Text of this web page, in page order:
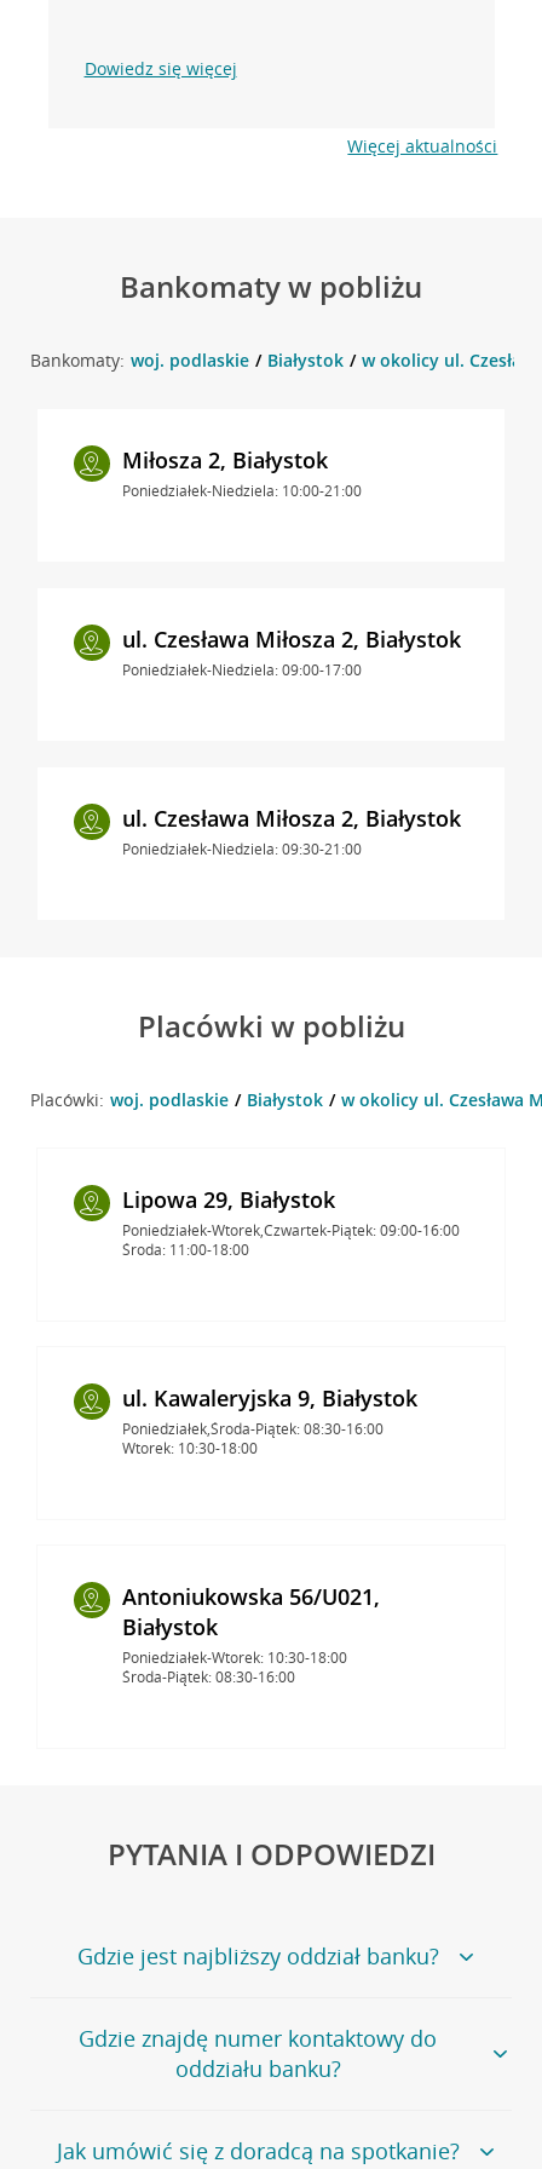
Dowiedz się więcej
Więcej aktualności
Bankomaty w pobliżu
Bankomaty: woj. podlaskie Białystok w okolicy ul.
Miłosza 2, Białystok
Poniedziałek-Niedziela: 10:00-21:00
ul. Czesława Miłosza 2, Białystok
Poniedziałek-Niedziela: 09:00-17:00
ul. Czesława Miłosza 2, Białystok
Poniedziałek-Niedziela: 09:30-21:00
Placówki w pobliżu
Placówki: woj. podlaskie Białystok w okolicy ul. Czesława
Lipowa 29, Białystok
Poniedziałek-Wtorek,Czwartek-Piątek: 09:00-16:00
Środa: 11:00-18:00
ul. Kawaleryjska 9, Białystok
Poniedziałek,Środa-Piątek: 08:30-16:00
Wtorek: 10:30-18:00
Antoniukowska 56/U021,
Białystok
Poniedziałek-Wtorek: 10:30-18:00
Środa-Piątek: 08:30-16:00
PYTANIA I ODPOWIEDZI
Gdzie jest najbliższy oddział banku?
Jeśli szukasz oddziału naszego banku, zapraszamy na
stronęPlacówki i bankomaty, na której znajduje się
wygodna wyszukiwarka.
oddziałów
Gdzie znajdę numer kontaktowy do
oddziału banku?
Bank Credit Agricole nie udostępnia ogólnego numeru
telefonu do placówki bankowej.
Jak umówić się z doradcą na spotkanie?